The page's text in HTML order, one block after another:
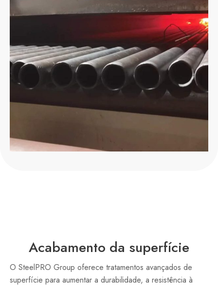
Acabamento da superfície
O SteelPRO Group oferece tratamentos avançados de
superfície para aumentar a durabilidade, a resistência à